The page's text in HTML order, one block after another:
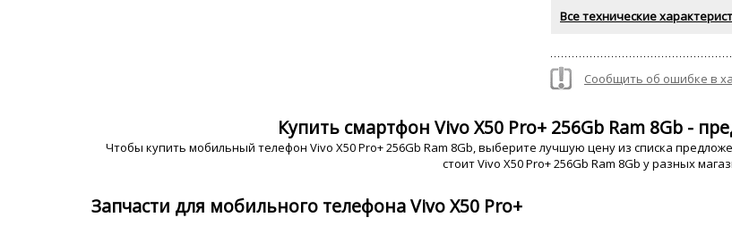
Все технические
Сообщить об ошибке в
Купить смартфон Vivo X50 Pro+ 256Gb Ram 8Gb -
Чтобы купить мобильный телефон Vivo X50 Pro+ 256Gb Ram 8Gb, выберите лучшую цену из списка
стоит Vivo X50 Pro+ 256Gb Ram 8Gb у разных
Запчасти для мобильного телефона Vivo X50 Pro+